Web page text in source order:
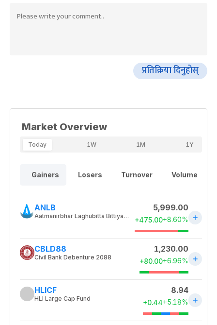
प्रतिक्रिया दिनुहोस्